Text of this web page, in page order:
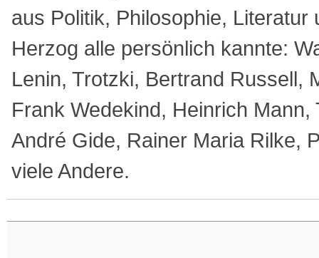
aus Politik, Philosophie, Literatur
Herzog alle persönlich kannte:
Lenin, Trotzki, Bertrand Russell,
Frank Wedekind, Heinrich Mann,
André Gide, Rainer Maria Rilke,
viele Andere.